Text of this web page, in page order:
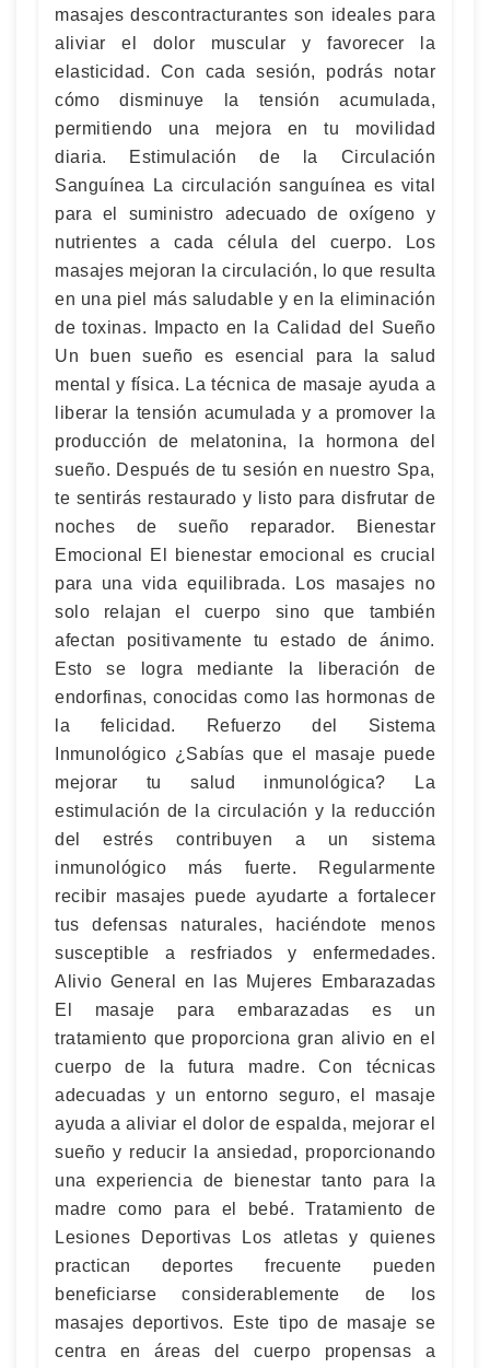
masajes descontracturantes son ideales para
aliviar el dolor muscular y favorecer la
elasticidad. Con cada sesión, podrás notar
cómo disminuye la tensión acumulada,
permitiendo una mejora en tu movilidad
diaria. Estimulación de la Circulación
Sanguínea La circulación sanguínea es vital
para el suministro adecuado de oxígeno y
nutrientes a cada célula del cuerpo. Los
masajes mejoran la circulación, lo que resulta
en una piel más saludable y en la eliminación
de toxinas. Impacto en la Calidad del Sueño
Un buen sueño es esencial para la salud
mental y física. La técnica de masaje ayuda a
liberar la tensión acumulada y a promover la
producción de melatonina, la hormona del
sueño. Después de tu sesión en nuestro Spa,
te sentirás restaurado y listo para disfrutar de
noches de sueño reparador. Bienestar
Emocional El bienestar emocional es crucial
para una vida equilibrada. Los masajes no
solo relajan el cuerpo sino que también
afectan positivamente tu estado de ánimo.
Esto se logra mediante la liberación de
endorfinas, conocidas como las hormonas de
la felicidad. Refuerzo del Sistema
Inmunológico ¿Sabías que el masaje puede
mejorar tu salud inmunológica? La
estimulación de la circulación y la reducción
del estrés contribuyen a un sistema
inmunológico más fuerte. Regularmente
recibir masajes puede ayudarte a fortalecer
tus defensas naturales, haciéndote menos
susceptible a resfriados y enfermedades.
Alivio General en las Mujeres Embarazadas
El masaje para embarazadas es un
tratamiento que proporciona gran alivio en el
cuerpo de la futura madre. Con técnicas
adecuadas y un entorno seguro, el masaje
ayuda a aliviar el dolor de espalda, mejorar el
sueño y reducir la ansiedad, proporcionando
una experiencia de bienestar tanto para la
madre como para el bebé. Tratamiento de
Lesiones Deportivas Los atletas y quienes
practican deportes frecuente pueden
beneficiarse considerablemente de los
masajes deportivos. Este tipo de masaje se
centra en áreas del cuerpo propensas a